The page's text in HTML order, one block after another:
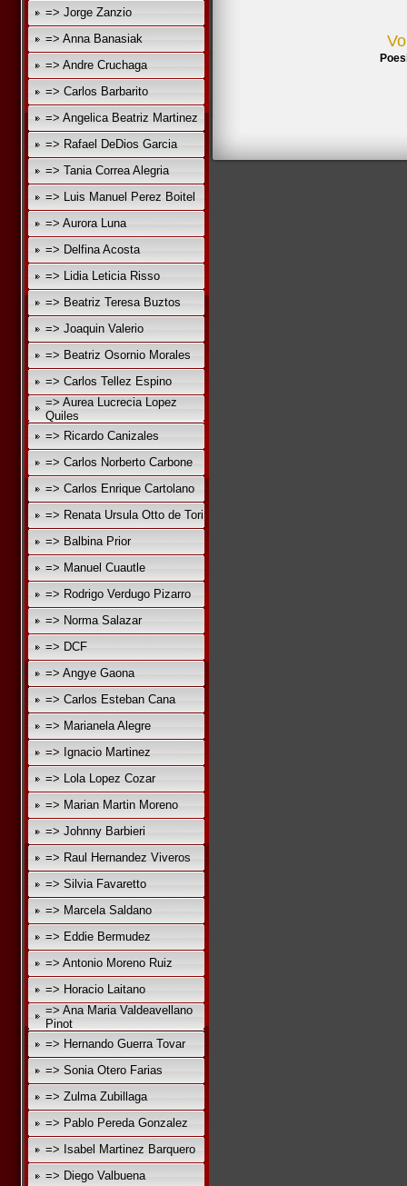
=> Jorge Zanzio
=> Anna Banasiak
=> Andre Cruchaga
=> Carlos Barbarito
=> Angelica Beatriz Martinez
=> Rafael DeDios Garcia
=> Tania Correa Alegria
=> Luis Manuel Perez Boitel
=> Aurora Luna
=> Delfina Acosta
=> Lidia Leticia Risso
=> Beatriz Teresa Buztos
=> Joaquin Valerio
=> Beatriz Osornio Morales
=> Carlos Tellez Espino
=> Aurea Lucrecia Lopez
Quiles
=> Ricardo Canizales
=> Carlos Norberto Carbone
=> Carlos Enrique Cartolano
=> Renata Ursula Otto de Tori
=> Balbina Prior
=> Manuel Cuautle
=> Rodrigo Verdugo Pizarro
=> Norma Salazar
=> DCF
=> Angye Gaona
=> Carlos Esteban Cana
=> Marianela Alegre
=> Ignacio Martinez
=> Lola Lopez Cozar
=> Marian Martin Moreno
=> Johnny Barbieri
=> Raul Hernandez Viveros
=> Silvia Favaretto
=> Marcela Saldano
=> Eddie Bermudez
=> Antonio Moreno Ruiz
=> Horacio Laitano
=> Ana Maria Valdeavellano
Pinot
=> Hernando Guerra Tovar
=> Sonia Otero Farias
=> Zulma Zubillaga
=> Pablo Pereda Gonzalez
=> Isabel Martinez Barquero
=> Diego Valbuena